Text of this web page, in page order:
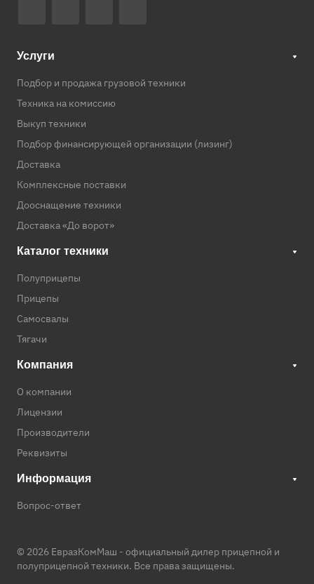
Услуги
Подбор и продажа грузовой техники
Техника на комиссию
Выкуп техники
Подбор финансирующей организации (лизинг)
Доставка
Комплексные поставки
Дооснащение техники
Доставка «До ворот»
Каталог техники
Полуприцепы
Прицепы
Самосвалы
Тягачи
Компания
О компании
Лицензии
Производители
Реквизиты
Информация
Вопрос-ответ
© 2026 ЕвразКомМаш - официальный дилер прицепной и
полуприцепной техники. Все права защищены.